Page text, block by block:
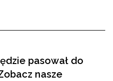
pasował do
nasze